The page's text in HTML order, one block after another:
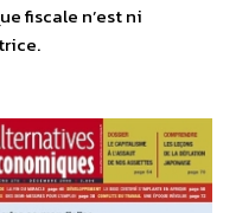
fiscale n’est ni